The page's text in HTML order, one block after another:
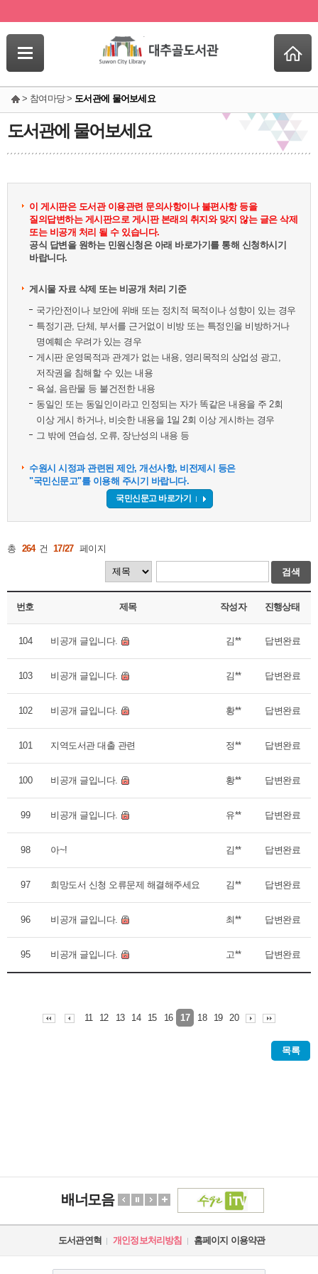
> 참여마당 > 도서관에 물어보세요
도서관에 물어보세요
이 게시판은 도서관 이용관련 문의사항이나 불편사항 등을
질의답변하는 게시판으로 게시판 본래의 취지와 맞지 않는 글은 삭제
또는 비공개 처리 될 수 있습니다.
공식 답변을 원하는 민원신청은 아래 바로가기를 통해 신청하시기
바랍니다.
게시물 자료 삭제 또는 비공개 처리 기준
국가안전이나 보안에 위배 또는 정치적 목적이나 성향이 있는 경우
특정기관, 단체, 부서를 근거없이 비방 또는 특정인을 비방하거나
명예훼손 우려가 있는 경우
게시판 운영목적과 관계가 없는 내용, 영리목적의 상업성 광고,
저작권을 침해할 수 있는 내용
욕설, 음란물 등 불건전한 내용
동일인 또는 동일인이라고 인정되는 자가 똑같은 내용을 주 2회
이상 게시 하거나, 비슷한 내용을 1일 2회 이상 게시하는 경우
그 밖에 연습성, 오류, 장난성의 내용 등
수원시 시정과 관련된 제안, 개선사항, 비전제시 등은
"국민신문고"를 이용해 주시기 바랍니다.
국민신문고 바로가기
총 264 건 17/27 페이지
검색
번호 제목 작성자 진행상태
104 비공개 글입니다. 김** 답변완료
103 비공개 글입니다. 김** 답변완료
102 비공개 글입니다. 황** 답변완료
101 지역도서관 대출 관련 정** 답변완료
100 비공개 글입니다. 황** 답변완료
99 비공개 글입니다. 유** 답변완료
98 아~! 김** 답변완료
97 희망도서 신청 오류문제 해결해주세요 김** 답변완료
96 비공개 글입니다. 최** 답변완료
95 비공개 글입니다. 고** 답변완료
11 12 13 14 15 16 17 18 19 20
목록
배너모음
도서관연혁 개인정보처리방침 홈페이지 이용약관